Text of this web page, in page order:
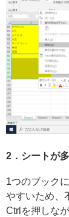
2．シートが
1つのブック
やすいため、
Ctrlを押しな